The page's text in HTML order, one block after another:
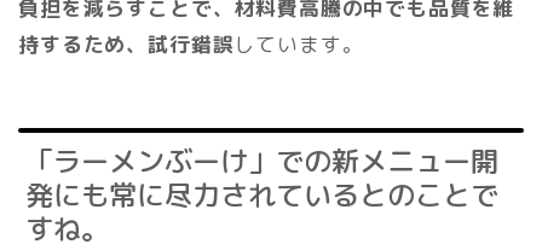
負担を減らすことで、材料費高騰の中でも品質を維
持するため、試行錯誤しています。
「ラーメンぶーけ」での新メニュー開
発にも常に尽力されているとのことで
すね。